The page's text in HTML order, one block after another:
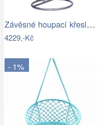
Závěsné houpací křeslo Houseland Imogen…
4229,-Kč
- 1%